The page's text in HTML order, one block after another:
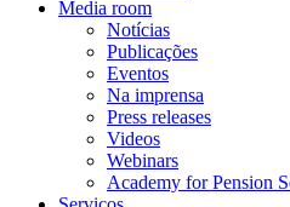
Media room
Notícias
Publicações
Eventos
Na imprensa
Press releases
Videos
Webinars
Academy for Pension